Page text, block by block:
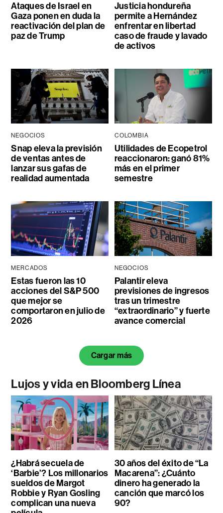
Ataques de Israel en
Gaza ponen en duda la
reactivación del plan de
paz de Trump
Justicia hondureña
permite a Hernández
enfrentar en libertad
caso de fraude y lavado
de activos
NEGOCIOS
Snap eleva la previsión
de ventas antes de
lanzar sus gafas de
realidad aumentada
COLOMBIA
Utilidades de Ecopetrol
reaccionaron: ganó 81%
más en el primer
semestre
MERCADOS
Estas fueron las 10
acciones del S&P 500
que mejor se
comportaron en julio de
2026
NEGOCIOS
Palantir eleva
previsiones de ingresos
tras un trimestre
“extraordinario” y fuerte
avance comercial
Cargar más
Lujos y vida en Bloomberg Línea
¿Habrá secuela de
‘Barbie’? Los millonarios
sueldos de Margot
Robbie y Ryan Gosling
complican una nueva
30 años del éxito de “La
Macarena”: ¿Cuánto
dinero ha generado la
canción que marcó los
90?